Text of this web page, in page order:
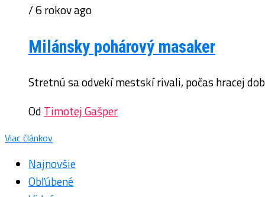
/ 6 rokov ago
Milánsky pohárový masaker
Stretnú sa odvekí mestskí rivali, počas hracej
OdTimotej Gašper
Viac článkov
Najnovšie
Obľúbené